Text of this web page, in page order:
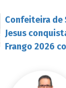
Confeiteira de
Jesus
Frango 2026